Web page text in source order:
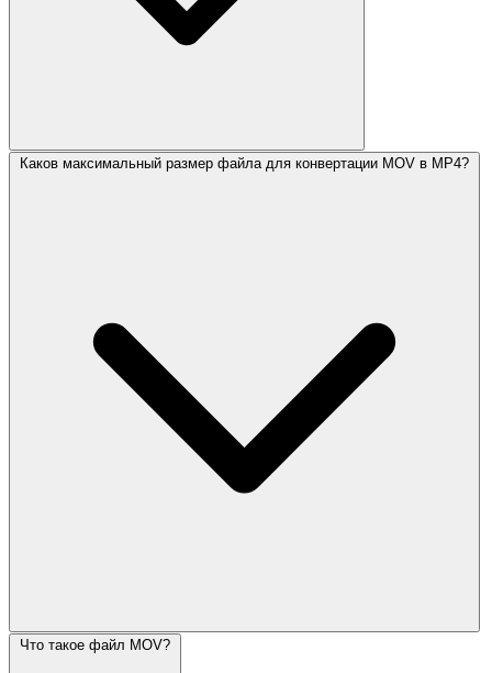
Каков максимальный размер файла для конвертации MOV в MP4?
Что такое файл MOV?